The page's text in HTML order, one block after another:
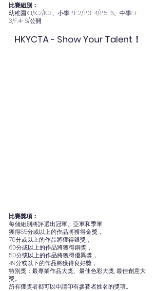
比賽組別：
幼稚園K.1/K.2/K.3、小學P.1-2/P.3-4/P.5-6、中學F.1-
3/F.4-6/公開
HKYCTA - Show Your Talent！
比賽獎項：
每個組別將評選出冠軍、亞軍和季軍
獲得85分或以上的作品將獲得金獎，
70分或以上的作品將獲得銀獎，
60分或以上的作品將獲得銅獎，
50分或以上的作品將獲得優異獎，
49分或以下的作品將獲得良好獎，
特別獎：最專業作品大獎、最佳色彩大獎, 最佳創意大
獎。
所有獲獎者都可以申請印有參賽者姓名的獎項。